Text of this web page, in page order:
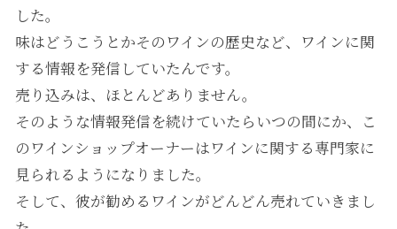
した。
味はどうこうとかそのワインの歴史など、ワインに関
する情報を発信していたんです。
売り込みは、ほとんどありません。
そのような情報発信を続けていたらいつの間にか、こ
のワインショップオーナーはワインに関する専門家に
見られるようになりました。
そして、彼が勧めるワインがどんどん売れていきまし